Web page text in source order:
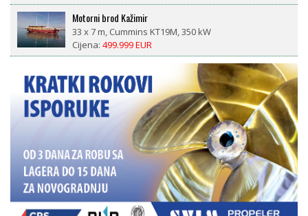
Motorni brod Kažimir
33 x 7 m, Cummins KT19M, 350 kW
Cijena: 499.999 EUR
1981, 8,4 x 2,6 m, Nani 29 ks diesel
Cijena:18.500 EUR
CROWNLINE BAYSIDE 765 AC – prikolica uključena, 377
radnih sati, spreman za sezonu
1993, 7,98 x 2,55 m, V8 Volvo Penta 570 DP (190kW,
377 radnih sati)
Cijena:23.000 EUR
Morena
2008, Catepilar
Cijena:1 EUR